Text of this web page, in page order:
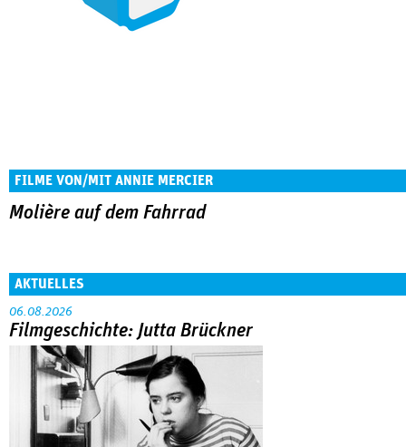
FILME VON/MIT ANNIE MERCIER
Molière auf dem Fahrrad
AKTUELLES
06.08.2026
Filmgeschichte: Jutta Brückner